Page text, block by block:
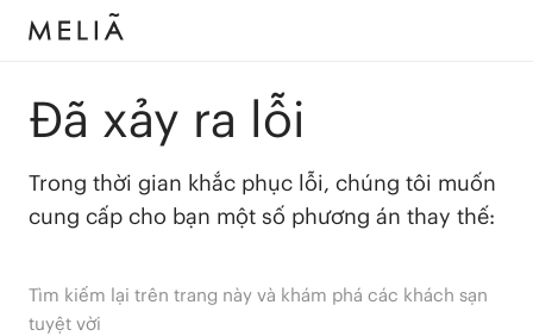
Đã xảy ra lỗi
Trong thời gian khắc phục lỗi, chúng tôi muốn
cung cấp cho bạn một số phương án thay thế:
Tìm kiếm lại trên trang này và khám phá các khách sạn
tuyệt vời